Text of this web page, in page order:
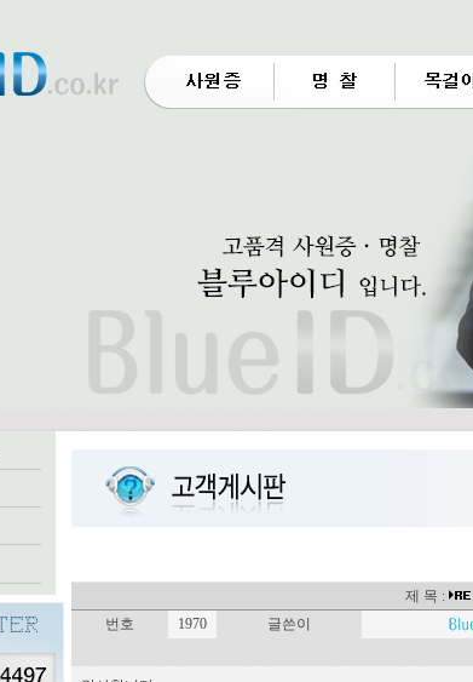
제 목 :
번호
1970 글쓴이